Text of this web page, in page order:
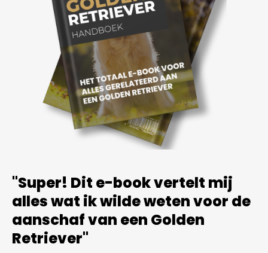
"Super! Dit e-book vertelt mij
alles wat ik wilde weten voor de
aanschaf van een Golden
Retriever"